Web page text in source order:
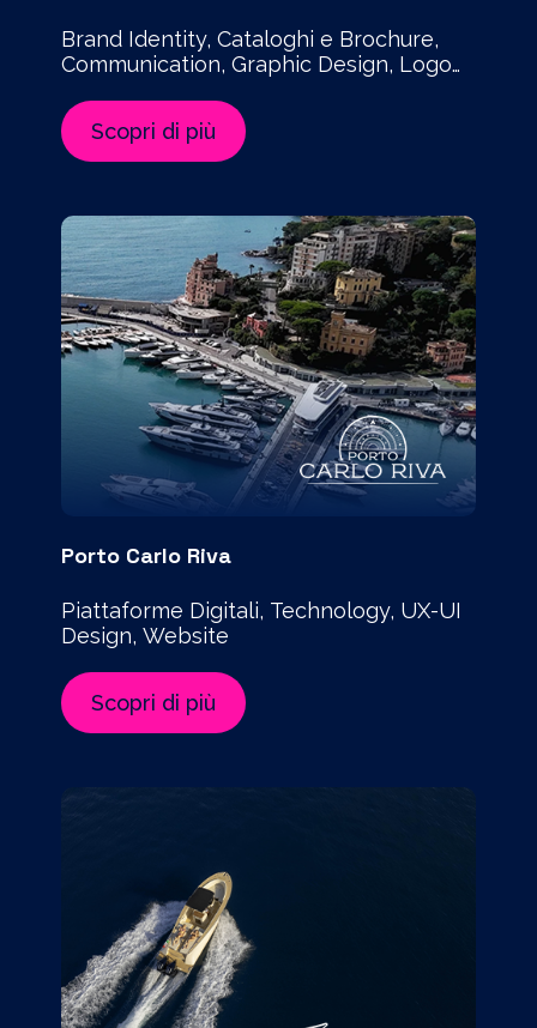
Brand Identity, Cataloghi e Brochure,
Communication, Graphic Design, Logo
Strategy, UX-UI Design
Scopri di più
Porto Carlo Riva
Piattaforme Digitali, Technology, UX-UI
Design, Website
Scopri di più